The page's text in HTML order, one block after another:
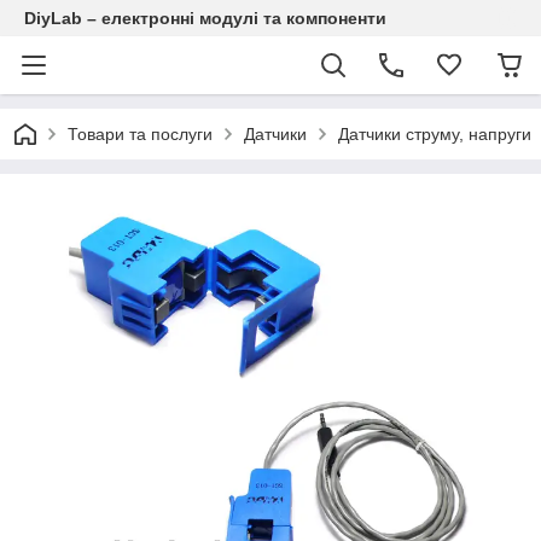
DiyLab – електронні модулі та компоненти
Товари та послуги Датчики Датчики струму, напруги